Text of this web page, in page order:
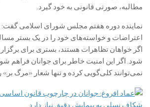
مطالبه، صورتی قانونی به خود گیرد.
نماینده دوره هفتم مجلس شورای اسلامی گفت:
اعتراضات و خواسته‌های خود را در یک بستر
اگر خواهان تظاهرات هستند، بستری برای
شود. اگر این امنیت خاطر برای جوانان فراهم
نمی‌توانند کلی‌گویی کرده و تنها شعار «مرگ بر»